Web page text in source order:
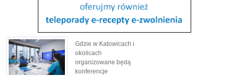
Gdzie w Katowicach i
okolicach
organizowane będą
konferencje